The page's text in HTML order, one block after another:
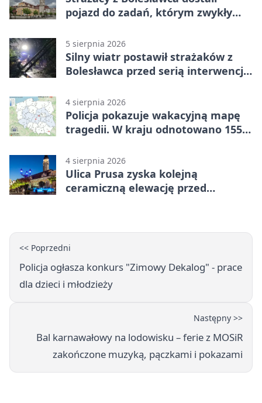
pojazd do zadań, którym zwykły
5 sierpnia 2026
Silny wiatr postawił strażaków z
Bolesławca przed serią interwencji -
4 sierpnia 2026
Policja pokazuje wakacyjną mapę
tragedii. W kraju odnotowano 155
4 sierpnia 2026
Ulica Prusa zyska kolejną
ceramiczną elewację przed
<< Poprzedni
Policja ogłasza konkurs "Zimowy Dekalog" - prace
dla dzieci i młodzieży
Następny >>
Bal karnawałowy na lodowisku – ferie z MOSiR
zakończone muzyką, pączkami i pokazami